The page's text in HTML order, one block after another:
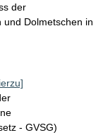
der
und Dolmetschen in
- GVSG)